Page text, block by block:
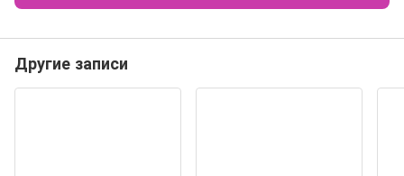
Другие записи